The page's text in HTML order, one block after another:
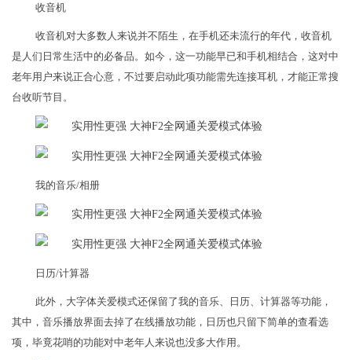
收音机
收音机对大多数人来说并不陌生，在手机还未流行的年代，收音机
是人们日常生活中的必备品。如今，这一功能早已和手机相结合，这对中
老年用户来说正合心意，不过要启动此项功能需先连接耳机，才能正常搜
台收听节目。
我的音乐/相册
日历/计算器
此外，大字体关爱模式还保留了我的音乐、日历、计算器等功能，
其中，音乐播放界面去掉了在线播放功能，日历也只留下简单的查看选
项，毕竟花哨的功能对中老年人来说也没多大作用。